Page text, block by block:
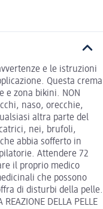
e le istruzioni
Questa crema
e zona bikini. NON
naso, orecchie,
altra parte del
nei, brufoli,
abbia sofferto in
Attendere 72
il proprio medico
che possono
di disturbi della pelle.
DELLA PELLE